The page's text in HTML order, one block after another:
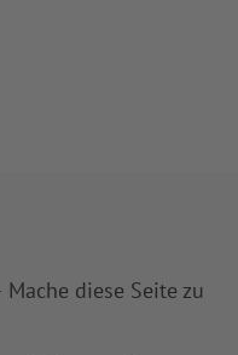
diese Seite zu